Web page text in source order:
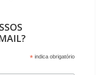
* indica obrigatório